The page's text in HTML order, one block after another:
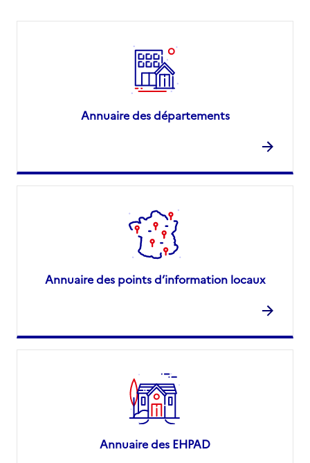
Annuaire des départements
Annuaire des points d’information locaux
Annuaire des EHPAD